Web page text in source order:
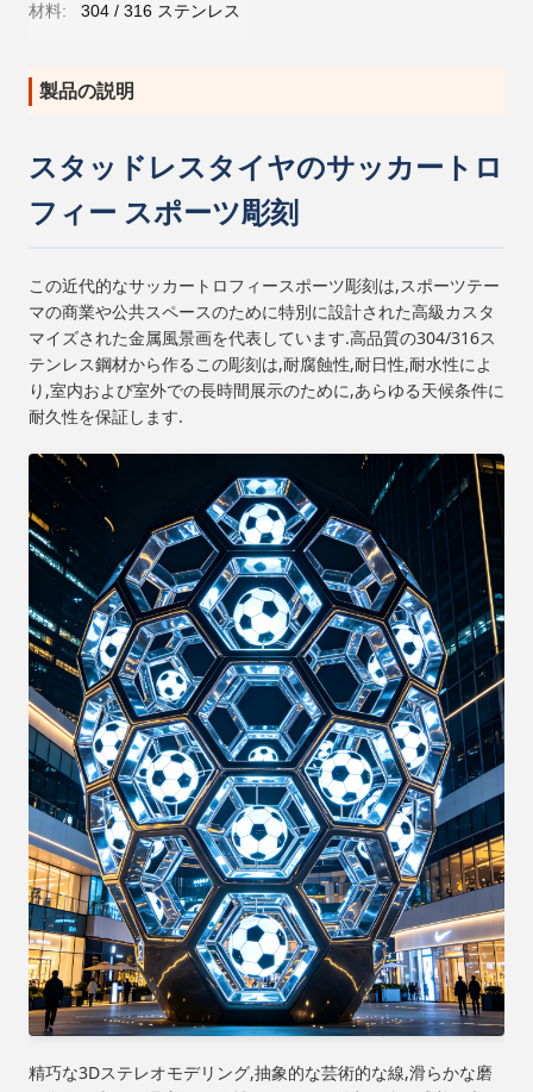
材料: 304 / 316 ステンレス
製品の説明
スタッドレスタイヤのサッカートロ
フィー スポーツ彫刻
この近代的なサッカートロフィースポーツ彫刻は,スポーツテー
マの商業や公共スペースのために特別に設計された高級カスタ
マイズされた金属風景画を代表しています.高品質の304/316ス
テンレス鋼材から作るこの彫刻は,耐腐蝕性,耐日性,耐水性によ
り,室内および室外での長時間展示のために,あらゆる天候条件に
耐久性を保証します.
精巧な3Dステレオモデリング,抽象的な芸術的な線,滑らかな磨